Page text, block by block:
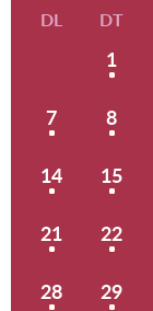
DL DT
1
7 8
14 15
21 22
28 29